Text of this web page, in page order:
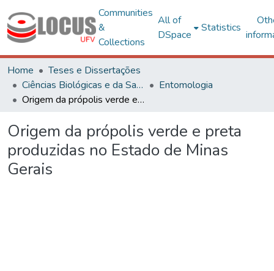
Communities
&
Collections
All of
DSpace
Statistics
Home
Teses e Dissertações
Ciências Biológicas e da Saúde
Entomologia
Origem da própolis verde e preta produzidas no Estado de Minas Gerais
Origem da própolis verde e preta
produzidas no Estado de Minas
Gerais